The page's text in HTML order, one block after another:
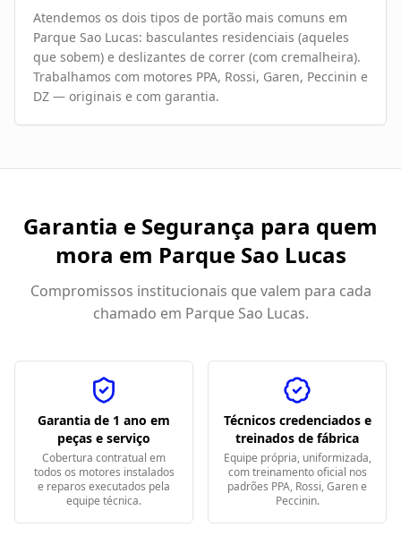
Atendemos os dois tipos de portão mais comuns em
Parque Sao Lucas: basculantes residenciais (aqueles
que sobem) e deslizantes de correr (com cremalheira).
Trabalhamos com motores PPA, Rossi, Garen, Peccinin e
DZ — originais e com garantia.
Garantia e Segurança para quem
mora em Parque Sao Lucas
Compromissos institucionais que valem para cada
chamado em Parque Sao Lucas.
Garantia de 1 ano em
peças e serviço
Cobertura contratual em
todos os motores instalados
e reparos executados pela
equipe técnica.
Técnicos credenciados e
treinados de fábrica
Equipe própria, uniformizada,
com treinamento oficial nos
padrões PPA, Rossi, Garen e
Peccinin.